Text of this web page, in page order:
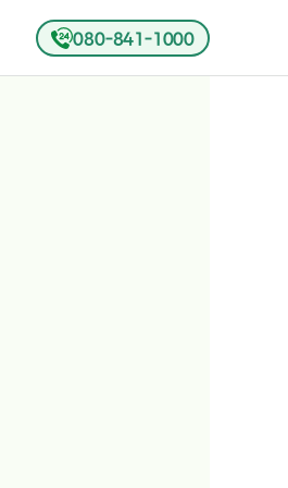
080-841-1000